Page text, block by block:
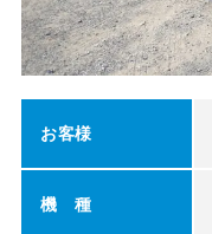
お客様
機 種